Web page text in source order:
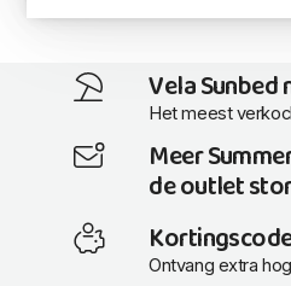
Vela Sunbed
Het meest
Meer
de outlet
Ontvang extra